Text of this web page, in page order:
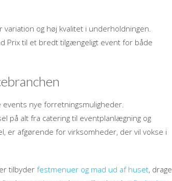
og høj kvalitet i underholdningen.
Prix til et bredt tilgængeligt event for både
nye forretningsmuligheder.
på alt fra catering til eventplanlægning og
er afgørende for virksomheder, der vil vokse i
tilbyder festmenuer og mad ud af huset, drage